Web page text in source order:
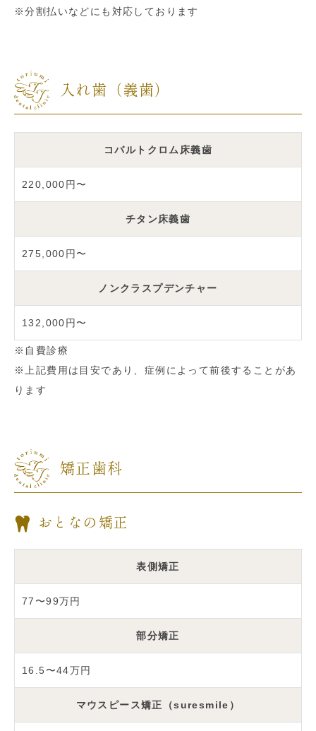
※分割払いなどにも対応しております
入れ歯（義歯）
コバルトクロム床義歯
220,000円〜
チタン床義歯
275,000円〜
ノンクラスプデンチャー
132,000円〜
※自費診療
※上記費用は目安であり、症例によって前後することがあ
ります
矯正歯科
おとなの矯正
表側矯正
77〜99万円
部分矯正
16.5〜44万円
マウスピース矯正（suresmile）